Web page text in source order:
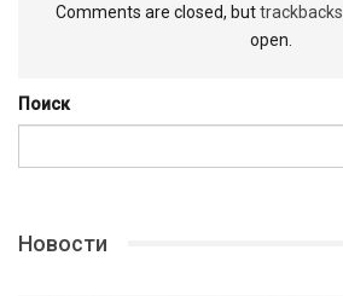
Comments are closed, buttrackbacks
open.
Поиск
Новости